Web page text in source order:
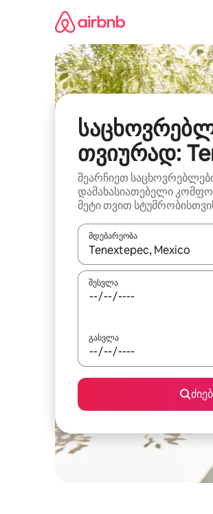
თვიურად:
შეარჩიეთ
დამახასიათებელი
მეტი თვით
მდებარეობა
როცა შედეგები
შესვლა
გასვლა